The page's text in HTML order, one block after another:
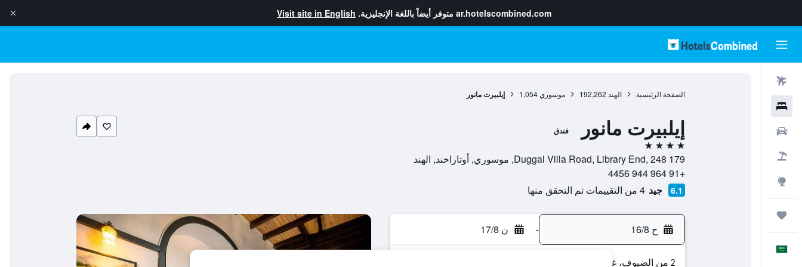
ar.hotelscombined.com متوفر أيضاً باللغة الإنجليزية. Visit site in English
الصفحة الرئيسية الهند 192,262 موسوري 1,054 إيلبيرت مانور
إيلبيرت مانور فندق
4 نجوم
Duggal Villa Road, Library End, 248 179, موسوري, أوتاراخند, الهند
+91 964 944 4456
6.1 جيد 4 من التقييمات تم التحقق منها
ح 16/8 - ن 17/8
2 من الضيوف، غرفة واحدة